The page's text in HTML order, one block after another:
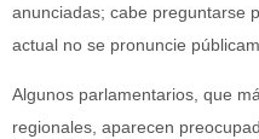
anunciadas; cabe preguntarse
actual no se pronuncie
Algunos parlamentarios, que
regionales, aparecen